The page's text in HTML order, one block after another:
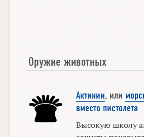
Оружие животных
Актинии, или
вместо пистолета
Высокую школу